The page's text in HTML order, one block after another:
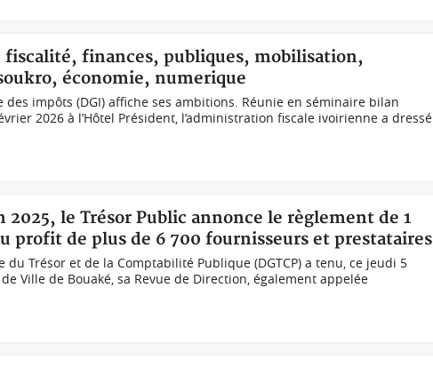
fiscalité, finances, publiques, mobilisation,
économie, numerique
des impôts (DGI) affiche ses ambitions. Réunie en séminaire bilan
2026 à l’Hôtel Président, l’administration fiscale ivoirienne a dressé
le Trésor Public annonce le règlement de 1
profit de plus de 6 700 fournisseurs et prestataires
du Trésor et de la Comptabilité Publique (DGTCP) a tenu, ce jeudi 5
Ville de Bouaké, sa Revue de Direction, également appelée